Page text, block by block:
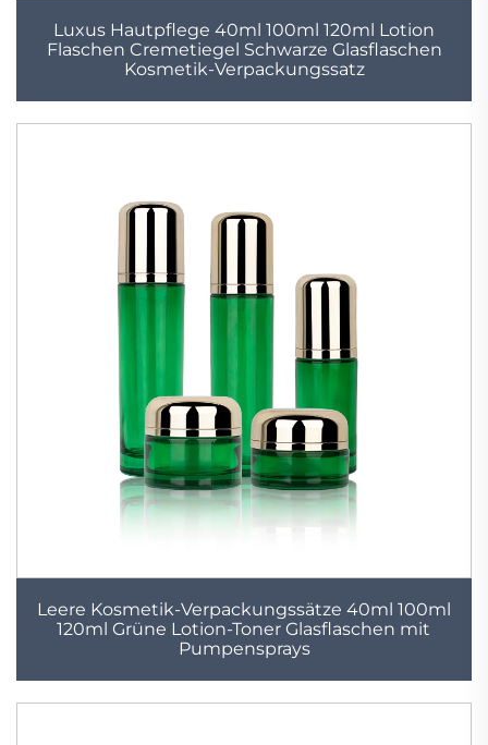
Luxus Hautpflege 40ml 100ml 120ml Lotion
Flaschen Cremetiegel Schwarze Glasflaschen
Kosmetik-Verpackungssatz
Leere Kosmetik-Verpackungssätze 40ml 100ml
120ml Grüne Lotion-Toner Glasflaschen mit
Pumpensprays